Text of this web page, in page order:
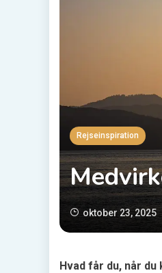
Rejseinspiration
oktober 23, 2025
Hvad får du, når